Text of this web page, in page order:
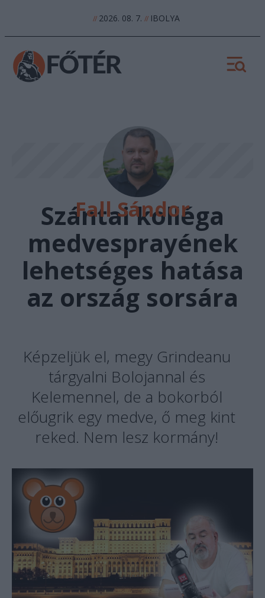
//2026. 08. 7. //IBOLYA
Fall Sándor
Szántai kolléga
medvesprayének
lehetséges hatása
az ország sorsára
Képzeljük el, megy Grindeanu
tárgyalni Bolojannal és
Kelemennel, de a bokorból
előugrik egy medve, ő meg kint
reked. Nem lesz kormány!